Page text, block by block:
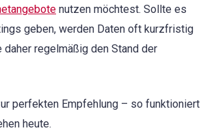
nutzen möchtest. Sollte es
geben, werden Daten oft kurzfristig
regelmäßig den Stand der
perfekten Empfehlung – so funktioniert
heute.